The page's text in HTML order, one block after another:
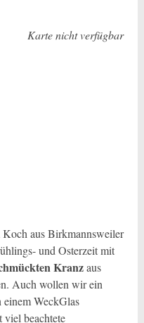
Karte nicht verfügbar
aus Birkmannsweiler
und Osterzeit mit
Kranzaus
Auch wollen wir ein
einem WeckGlas
viel beachtete